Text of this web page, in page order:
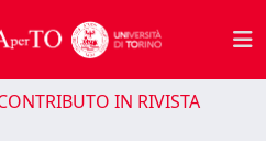
IN RIVISTA